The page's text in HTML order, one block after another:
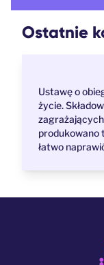
Ostatnie
Ustawę o
życie.
produkowano
łatwo